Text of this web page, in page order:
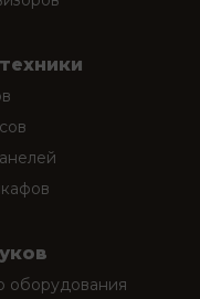
оборудования